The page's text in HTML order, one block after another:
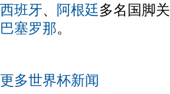
西班牙、 阿根廷多名国脚
巴塞罗那。
更多世界杯新闻